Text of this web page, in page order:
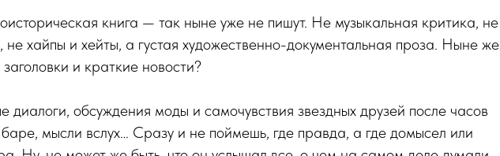
книга — так ныне уже не пишут. Не музыкальная критика, не
не хайпы и хейты, а густая художественно-документальная проза. Ныне же
и краткие новости?
диалоги, обсуждения моды и самочувствия звездных друзей после часов
мысли вслух… Сразу и не поймешь, где правда, а где домысел или